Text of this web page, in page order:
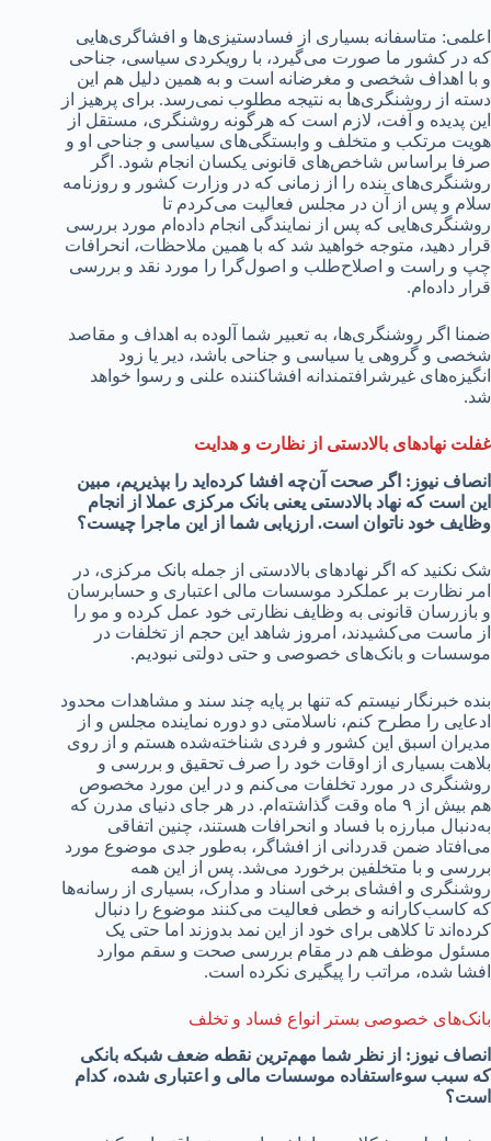
اعلمی: متاسفانه بسیاری از فسادستیزی‌ها و افشاگری‌هایی
که در کشور ما صورت می‌گیرد، با رویکردی سیاسی، جناحی
و با اهداف شخصی و مغرضانه است و به همین دلیل هم این
دسته از روشنگری‌ها به نتیجه مطلوب نمی‌رسد. برای پرهیز از
این پدیده و آفت، لازم است که هرگونه روشنگری، مستقل از
هویت مرتکب و متخلف و وابستگی‌های سیاسی و جناحی او و
صرفا براساس شاخص‌های قانونی یکسان انجام شود. اگر
روشنگری‌های بنده را از زمانی که در وزارت کشور و روزنامه
سلام و پس از آن در مجلس فعالیت می‌کردم تا
روشنگری‌هایی که پس از نمایندگی انجام داده‌ام مورد بررسی
قرار دهید، متوجه خواهید شد که با همین ملاحظات، انحرافات
چپ و راست و اصلاح‌طلب و اصول‌گرا را مورد نقد و بررسی
قرار داده‌ام.
ضمنا اگر روشنگری‌ها، به تعبیر شما آلوده به اهداف و مقاصد
شخصی و گروهی یا سیاسی و جناحی باشد، دیر یا زود
انگیزه‌های غیرشرافتمندانه افشاکننده علنی و رسوا خواهد
شد.
غفلت نهادهای بالادستی از نظارت و هدایت
انصاف نیوز: اگر صحت آن‌چه افشا کرده‌اید را بپذیریم، مبین
این است که نهاد بالادستی یعنی بانک مرکزی عملا از انجام
وظایف خود ناتوان است. ارزیابی شما از این ماجرا چیست؟
شک نکنید که اگر نهادهای بالادستی از جمله بانک مرکزی، در
امر نظارت بر عملکرد موسسات مالی اعتباری و حسابرسان
و بازرسان قانونی به وظایف نظارتی خود عمل کرده و مو را
از ماست می‌کشیدند، امروز شاهد این حجم از تخلفات در
موسسات و بانک‌های خصوصی و حتی دولتی نبودیم.
بنده خبرنگار نیستم که تنها بر پایه چند سند و مشاهدات محدود
ادعایی را مطرح کنم، ناسلامتی دو دوره نماینده مجلس و از
مدیران اسبق این کشور و فردی شناخته‌شده هستم و از روی
بلاهت بسیاری از اوقات خود را صرف تحقیق و بررسی و
روشنگری در مورد تخلفات می‌کنم و در این مورد مخصوص
هم بیش از ۹ ماه وقت گذاشته‌ام. در هر جای دنیای مدرن که
به‌دنبال مبارزه با فساد و انحرافات هستند، چنین اتفاقی
می‌افتاد ضمن قدردانی از افشاگر، به‌طور جدی موضوع مورد
بررسی و با متخلفین برخورد می‌شد. پس از این همه
روشنگری و افشای برخی اسناد و مدارک، بسیاری از رسانه‌ها
که کاسب‌کارانه و خطی فعالیت می‌کنند موضوع را دنبال
کرده‌اند تا کلاهی برای خود از این نمد بدوزند اما حتی یک
مسئول موظف هم در مقام بررسی صحت و سقم موارد
افشا شده، مراتب را پیگیری نکرده است.
بانک‌های خصوصی بستر انواع فساد و تخلف
انصاف نیوز: از نظر شما مهم‌ترین نقطه ضعف شبکه بانکی
که سبب سوءاستفاده موسسات مالی و اعتباری شده، کدام
است؟